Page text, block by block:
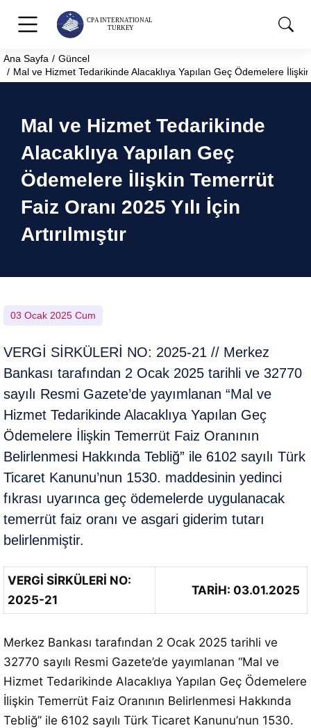
You are here:
Ana Sayfa
Güncel
Mal ve Hizmet Tedarikinde Alacaklıya Yapılan Geç Ödemelere İlişkin
Mal ve Hizmet Tedarikinde
Alacaklıya Yapılan Geç
Ödemelere İlişkin Temerrüt
Faiz Oranı 2025 Yılı İçin
Artırılmıştır
03 Ocak 2025 Cum
VERGİ SİRKÜLERİ NO: 2025-21 // Merkez
Bankası tarafından 2 Ocak 2025 tarihli ve 32770
sayılı Resmi Gazete’de yayımlanan “Mal ve
Hizmet Tedarikinde Alacaklıya Yapılan Geç
Ödemelere İlişkin Temerrüt Faiz Oranının
Belirlenmesi Hakkında Tebliğ” ile 6102 sayılı Türk
Ticaret Kanunu’nun 1530. maddesinin yedinci
fıkrası uyarınca geç ödemelerde uygulanacak
temerrüt faiz oranı ve asgari giderim tutarı
belirlenmiştir.
VERGİ SİRKÜLERİ NO:
2025-21
TARİH: 03.01.2025
Merkez Bankası tarafından 2 Ocak 2025 tarihli ve
32770 sayılı Resmi Gazete’de yayımlanan “Mal ve
Hizmet Tedarikinde Alacaklıya Yapılan Geç Ödemelere
İlişkin Temerrüt Faiz Oranının Belirlenmesi Hakkında
Tebliğ” ile 6102 sayılı Türk Ticaret Kanunu’nun 1530.